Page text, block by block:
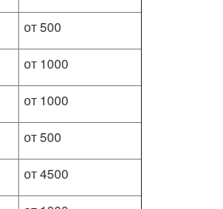
от 500
от 1000
от 1000
от 500
от 4500